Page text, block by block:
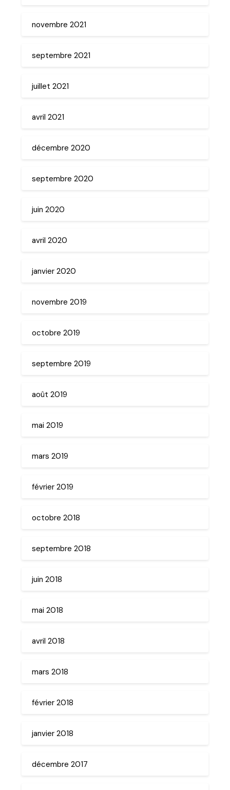
novembre 2021
septembre 2021
juillet 2021
avril 2021
décembre 2020
septembre 2020
juin 2020
avril 2020
janvier 2020
novembre 2019
octobre 2019
septembre 2019
août 2019
mai 2019
mars 2019
février 2019
octobre 2018
septembre 2018
juin 2018
mai 2018
avril 2018
mars 2018
février 2018
janvier 2018
décembre 2017